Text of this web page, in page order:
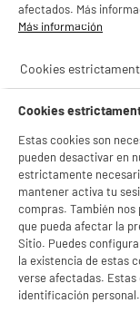
Rechazar todas
DEPOT
Con el fin de mejorar tu
y sus socios utilizan
- compartir contenido
- ofrecer publicidad y
- facilitar el intercambio
afectados. Más
Más información
Cookies
Cookies
Estas cookies son
pueden desactivar en
estrictamente
mantener activa tu
compras. También
que pueda afectar la
Sitio. Puedes
la existencia de estas
verse afectadas.
identificación personal.